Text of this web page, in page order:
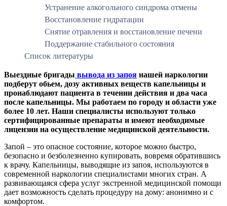
Устранение алкогольного синдрома отмены
Восстановление гидратации
Снятие отравления и восстановление печени
Поддержание стабильного состояния
Список литературы
Выездные бригады вывода из запоя нашей наркологии
подберут обьем, дозу активных веществ капельницы и
пронаблюдают пациента в течении действия и два часа
после капельницы. Мы работаем по городу и области уже
более 10 лет. Наши специалисты используют только
сертифицированные препараты и имеют необходимые
лицензии на осуществление медицинской деятельности.
Запой – это опасное состояние, которое можно быстро,
безопасно и безболезненно купировать, вовремя обратившись
к врачу. Капельницы, выводящие из запоя, используются в
современной наркологии специалистами многих стран. А
развивающаяся сфера услуг экстренной медицинской помощи
дает возможность сделать процедуру на дому: анонимно и с
комфортом.